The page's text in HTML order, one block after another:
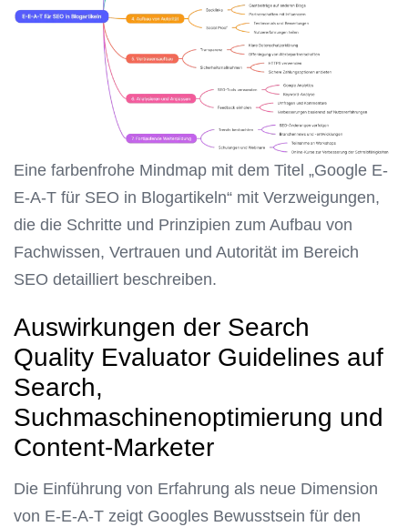
Eine farbenfrohe Mindmap mit dem Titel „Google E-
E-A-T für SEO in Blogartikeln“ mit Verzweigungen,
die die Schritte und Prinzipien zum Aufbau von
Fachwissen, Vertrauen und Autorität im Bereich
SEO detailliert beschreiben.
Auswirkungen der Search
Quality Evaluator Guidelines auf
Search,
Suchmaschinenoptimierung und
Content-Marketer
Die Einführung von Erfahrung als neue Dimension
von E-E-A-T zeigt Googles Bewusstsein für den